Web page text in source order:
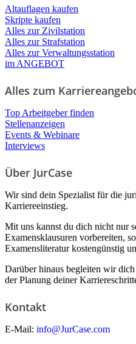
Altauflagen kaufen
Skripte kaufen
Alles zur Zivilstation
Alles zur Strafstation
Alles zur Verwaltungsstation
im ANGEBOT
Alles zum
Top Arbeitgeber finden
Stellenanzeigen
Events & Webinare
Interviews
Über JurCase
Wir sind dein Spezialist für die
Karriereeinstieg.
Mit uns kannst du dich nicht nur
Examensklausuren vorbereiten,
Examensliteratur kostengünstig
Darüber hinaus begleiten wir
der Planung deiner
Kontakt
E-Mail: info@JurCase.com